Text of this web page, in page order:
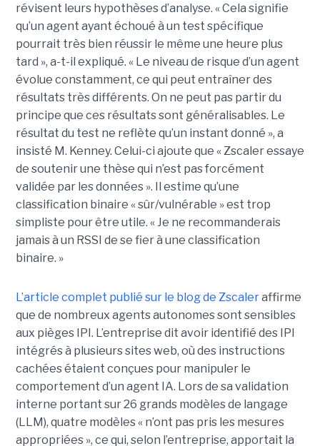
révisent leurs hypothèses d’analyse. « Cela signifie
qu’un agent ayant échoué à un test spécifique
pourrait très bien réussir le même une heure plus
tard », a-t-il expliqué. « Le niveau de risque d’un agent
évolue constamment, ce qui peut entraîner des
résultats très différents. On ne peut pas partir du
principe que ces résultats sont généralisables. Le
résultat du test ne reflète qu’un instant donné », a
insisté M. Kenney. Celui-ci ajoute que « Zscaler essaye
de soutenir une thèse qui n’est pas forcément
validée par les données ». Il estime qu’une
classification binaire « sûr/vulnérable » est trop
simpliste pour être utile. « Je ne recommanderais
jamais à un RSSI de se fier à une classification
binaire. »
L’article complet publié sur le blog de Zscaleraffirme
que de nombreux agents autonomes sont sensibles
aux pièges IPI. L’entreprise dit avoir identifié des IPI
intégrés à plusieurs sites web, où des instructions
cachées étaient conçues pour manipuler le
comportement d’un agent IA. Lors de sa validation
interne portant sur 26 grands modèles de langage
(LLM), quatre modèles « n’ont pas pris les mesures
appropriées », ce qui, selon l’entreprise, apportait la